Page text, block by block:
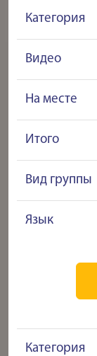
Категория
Видео
На месте
Итого
Вид группы
Язык
Категория